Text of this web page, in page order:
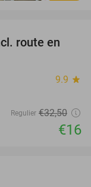
51%
route en
9.9 star
Regulier €32,50
€16